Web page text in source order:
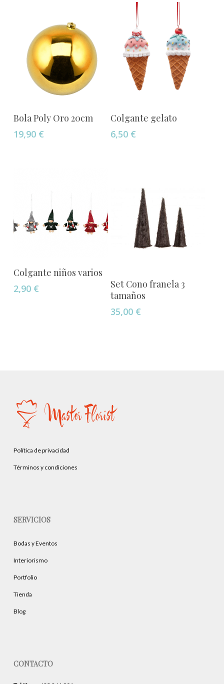
Añadir Al Carrito
Bola Poly Oro 20cm
19,90 €
Añadir Al Carrito
Colgante gelato
6,50 €
Añadir Al Carrito
Colgante niños varios
2,90 €
Añadir Al Carrito
Set Cono franela 3
tamaños
35,00 €
Política de privacidad
Términos y condiciones
SERVICIOS
Bodas y Eventos
Interiorismo
Portfolio
Tienda
Blog
CONTACTO